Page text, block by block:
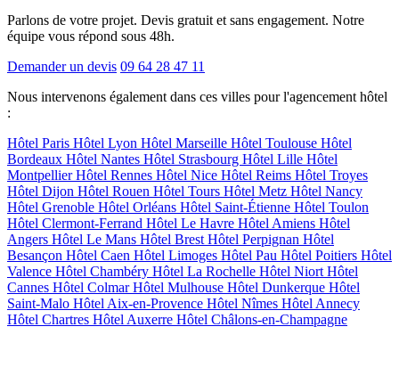
Parlons de votre projet. Devis gratuit et sans engagement. Notre
équipe vous répond sous 48h.
Demander un devis 09 64 28 47 11
Nous intervenons également dans ces villes pour l'agencement hôtel
:
Hôtel Paris Hôtel Lyon Hôtel Marseille Hôtel Toulouse Hôtel
Bordeaux Hôtel Nantes Hôtel Strasbourg Hôtel Lille Hôtel
MontpellierHôtel Rennes Hôtel Nice Hôtel Reims Hôtel Troyes
Hôtel Dijon Hôtel Rouen Hôtel Tours Hôtel Metz Hôtel Nancy
Hôtel Grenoble Hôtel Orléans Hôtel Saint-Étienne Hôtel Toulon
Hôtel Clermont-Ferrand Hôtel Le Havre Hôtel Amiens Hôtel
Angers Hôtel Le Mans Hôtel Brest Hôtel Perpignan Hôtel
Besançon Hôtel Caen Hôtel Limoges Hôtel Pau Hôtel Poitiers Hôtel
Valence Hôtel Chambéry Hôtel La Rochelle Hôtel Niort Hôtel
Cannes Hôtel ColmarHôtel Mulhouse Hôtel Dunkerque Hôtel
Saint-Malo Hôtel Aix-en-Provence Hôtel Nîmes Hôtel Annecy
Hôtel Chartres Hôtel Auxerre Hôtel Châlons-en-Champagne